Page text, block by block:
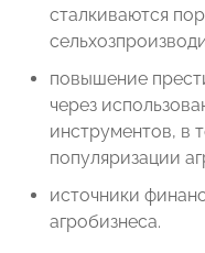
сталкиваются
повышение
через
инструментов, в
популяризации
источники
агробизнеса.